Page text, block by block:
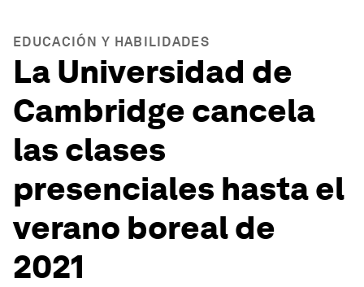
EDUCACIÓN Y HABILIDADES
La Universidad de
Cambridge cancela
las clases
presenciales hasta el
verano boreal de
2021